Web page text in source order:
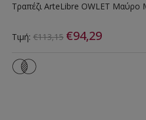
Τραπέζι ArteLibre OWLET Μαύρο
Τιμή: €113,15 €94,29